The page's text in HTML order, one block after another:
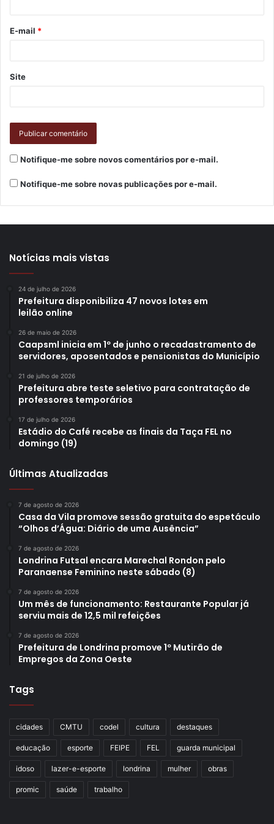
E-mail *
Site
Notifique-me sobre novos comentários por e-mail.
Notifique-me sobre novas publicações por e-mail.
Notícias mais vistas
24 de julho de 2026
Prefeitura disponibiliza 47 novos lotes em
leilão online
26 de maio de 2026
Caapsml inicia em 1º de junho o recadastramento de
servidores, aposentados e pensionistas do Município
21 de julho de 2026
Prefeitura abre teste seletivo para contratação de
professores temporários
17 de julho de 2026
Estádio do Café recebe as finais da Taça FEL no
domingo (19)
Últimas Atualizadas
7 de agosto de 2026
Casa da Vila promove sessão gratuita do espetáculo
“Olhos d’Água: Diário de uma Ausência”
7 de agosto de 2026
Londrina Futsal encara Marechal Rondon pelo
Paranaense Feminino neste sábado (8)
7 de agosto de 2026
Um mês de funcionamento: Restaurante Popular já
serviu mais de 12,5 mil refeições
7 de agosto de 2026
Prefeitura de Londrina promove 1º Mutirão de
Empregos da Zona Oeste
Tags
cidades CMTU codel cultura destaques
educação esporte FEIPE FEL guarda municipal
idoso lazer-e-esporte londrina mulher obras
promic saúde trabalho